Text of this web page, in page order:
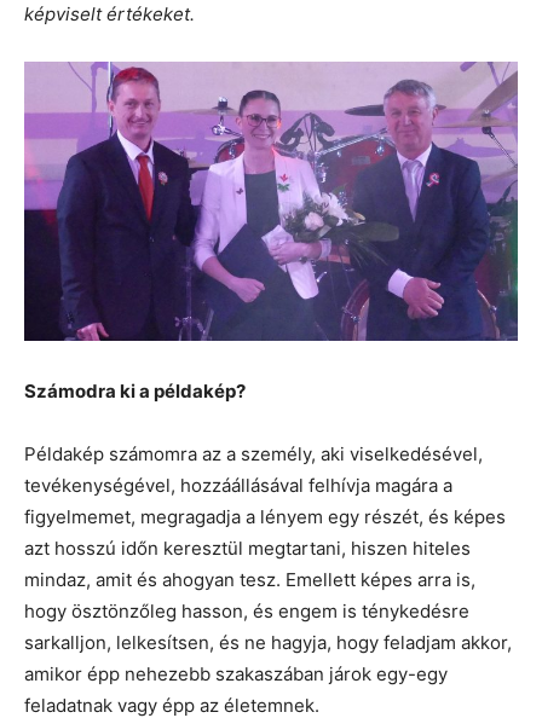
képviselt értékeket.
Számodra ki a példakép?
Példakép számomra az a személy, aki viselkedésével,
tevékenységével, hozzáállásával felhívja magára a
figyelmemet, megragadja a lényem egy részét, és képes
azt hosszú időn keresztül megtartani, hiszen hiteles
mindaz, amit és ahogyan tesz. Emellett képes arra is,
hogy ösztönzőleg hasson, és engem is ténykedésre
sarkalljon, lelkesítsen, és ne hagyja, hogy feladjam akkor,
amikor épp nehezebb szakaszában járok egy-egy
feladatnak vagy épp az életemnek.